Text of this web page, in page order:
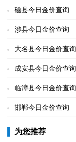
磁县今日金价查询
涉县今日金价查询
大名县今日金价查询
成安县今日金价查询
临漳县今日金价查询
邯郸今日金价查询
为您推荐